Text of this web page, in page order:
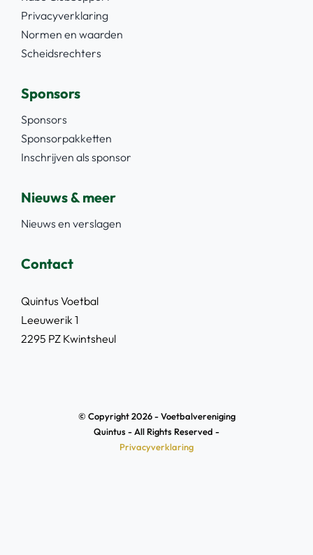
Privacyverklaring
Normen en waarden
Scheidsrechters
Sponsors
Sponsors
Sponsorpakketten
Inschrijven als sponsor
Nieuws & meer
Nieuws en verslagen
Contact
Quintus Voetbal
Leeuwerik 1
2295 PZ Kwintsheul
© Copyright 2026 - Voetbalvereniging
Quintus - All Rights Reserved -
Privacyverklaring